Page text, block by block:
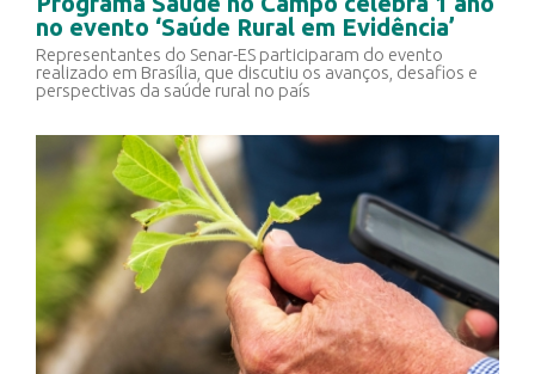
no evento ‘Saúde Rural em Evidência’
Representantes do Senar-ES participaram do evento
realizado em Brasília, que discutiu os avanços, desafios e
perspectivas da saúde rural no país